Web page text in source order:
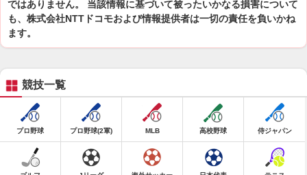
ではありません。 当該情報に基づいて被ったいかなる損害について
も、株式会社NTTドコモおよび情報提供者は一切の責任を負いかね
ます。
競技一覧
プロ野球 プロ野球(2軍) MLB 高校野球 侍ジャパン